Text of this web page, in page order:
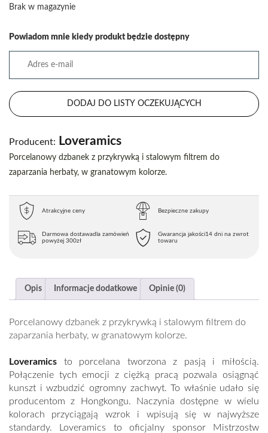
Brak w magazynie
Powiadom mnie kiedy produkt będzie dostępny
DODAJ DO LISTY OCZEKUJĄCYCH
Producent: Loveramics
Porcelanowy dzbanek z przykrywką i stalowym filtrem do
zaparzania herbaty, w granatowym kolorze.
Atrakcyjne ceny Bezpieczne zakupy
Darmowa dostawadla zamówień
powyżej 300zł
Gwarancja jakości14 dni na zwrot
towaru
Opis Informacje dodatkowe Opinie (0)
Porcelanowy dzbanek z przykrywką i stalowym filtrem do
zaparzania herbaty, w granatowym kolorze.
Loveramics to porcelana tworzona z pasją i miłością.
Połączenie tych emocji z ciężką pracą pozwala osiągnąć
kunszt i wzbudzić ogromny zachwyt. To właśnie udało się
producentom z Hongkongu. Naczynia dostępne w wielu
kolorach przyciągają wzrok i wpisują się w najwyższe
standardy. Loveramics to oficjalny sponsor Mistrzostw